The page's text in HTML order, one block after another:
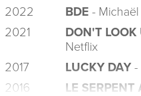
2022
BDE -
2021
DON'T LOOK
Netflix
2017
LUCKY DAY -
2016
LE SERPENT